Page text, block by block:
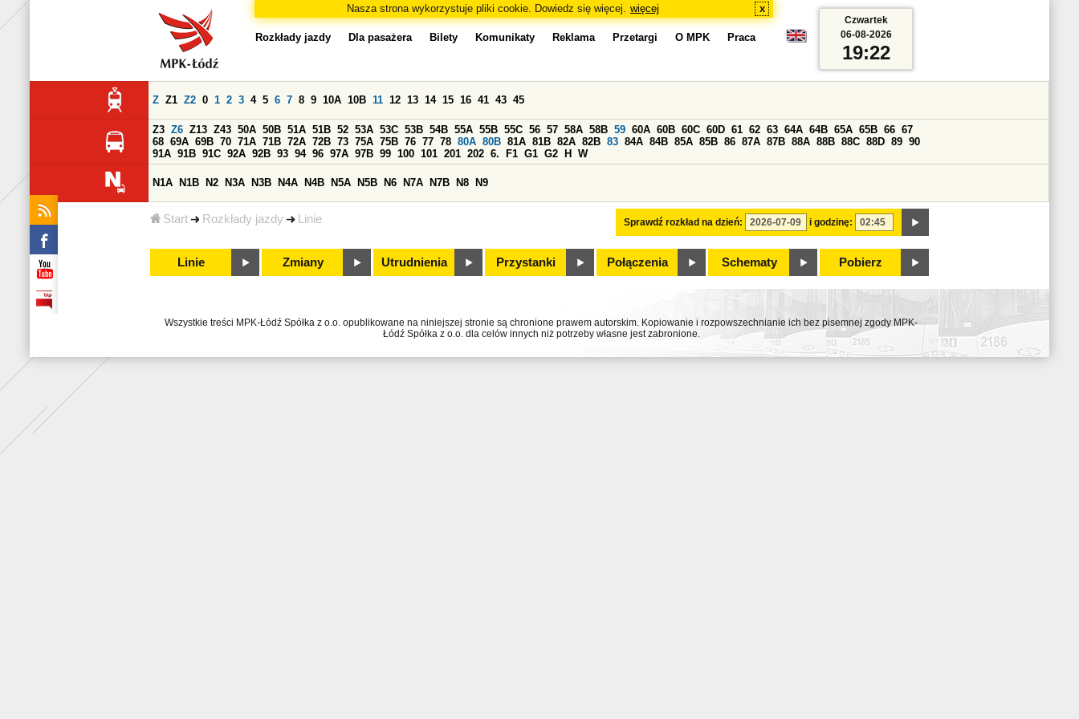
Nasza strona wykorzystuje pliki cookie. Dowiedz się więcej. więcej x
Start Rozkłady jazdy Linie
Rozkłady jazdy Dla pasażera Bilety Komunikaty Reklama Przetargi O MPK Praca
Sprawdź rozkład na dzień: i godzinę:
Z Z1 Z2 0 1 2 3 4 5 6 7 8 9 10A 10B 11 12 13 14 15 16 41 43 45
Z3 Z6 Z13 Z43 50A 50B 51A 51B 52 53A 53C 53B 54B 55A 55B 55C 56 57 58A 58B 59 60A 60B 60C 60D 61 62 63 64A 64B 65A 65B 66 67
68 69A 69B 70 71A 71B 72A 72B 73 75A 75B 76 77 78 80A 80B 81A 81B 82A 82B 83 84A 84B 85A 85B 86 87A 87B 88A 88B 88C 88D 89 90
91A 91B 91C 92A 92B 93 94 96 97A 97B 99 100 101 201 202 6. F1 G1 G2 H W
N1A N1B N2 N3A N3B N4A N4B N5A N5B N6 N7A N7B N8 N9
Linie Zmiany Utrudnienia Przystanki Połączenia Schematy Pobierz
Czwartek
06-08-2026
19:22
Wszystkie treści MPK-Łódź Spółka z o.o. opublikowane na niniejszej stronie są chronione prawem autorskim. Kopiowanie i rozpowszechnianie ich bez pisemnej zgody MPK-
Łódź Spółka z o.o. dla celów innych niż potrzeby własne jest zabronione.